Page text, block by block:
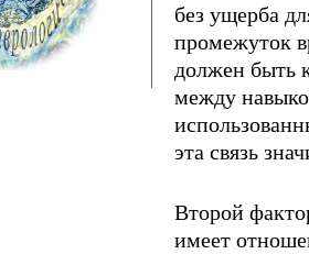
без ущер­ба
промежуток
должен быть
между
эта связь
Второй
имеет